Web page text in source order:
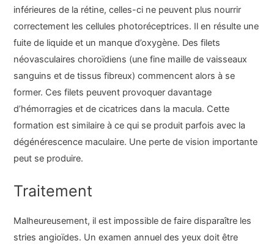
inférieures de la rétine, celles-ci ne peuvent plus nourrir
correctement les cellules photoréceptrices. Il en résulte une
fuite de liquide et un manque d’oxygène. Des filets
néovasculaires choroïdiens (une fine maille de vaisseaux
sanguins et de tissus fibreux) commencent alors à se
former. Ces filets peuvent provoquer davantage
d’hémorragies et de cicatrices dans la macula. Cette
formation est similaire à ce qui se produit parfois avec la
dégénérescence maculaire. Une perte de vision importante
peut se produire.
Traitement
Malheureusement, il est impossible de faire disparaître les
stries angioïdes. Un examen annuel des yeux doit être